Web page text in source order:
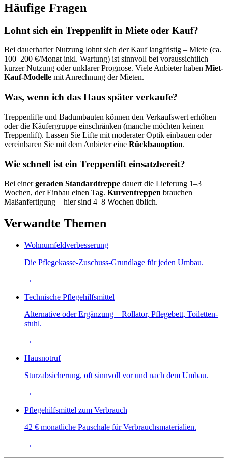
Häufige Fragen
Lohnt sich ein Treppenlift in Miete oder Kauf?
Bei dauer­hafter Nutzung lohnt sich der Kauf langfristig – Miete (ca.
100–200 €/Monat inkl. Wartung) ist sinnvoll bei voraussichtlich
kurzer Nutzung oder unklarer Prognose. Viele Anbieter haben Miet-
Kauf-Modelle mit Anrechnung der Mieten.
Was, wenn ich das Haus später verkaufe?
Treppen­lifte und Bad­umbauten können den Verkaufs­wert erhöhen –
oder die Käufer­gruppe einschränken (manche möchten keinen
Treppen­lift). Lassen Sie Lifte mit moderater Optik einbauen oder
vereinbaren Sie mit dem Anbieter eine Rück­bau­option.
Wie schnell ist ein Treppenlift einsatz­bereit?
Bei einergeraden Standardtreppe dauert die Lieferung 1–3
Wochen, der Einbau einen Tag. Kurven­treppen brauchen
Maßanfertigung – hier sind 4–8 Wochen üblich.
Verwandte Themen
Wohnumfeld­verbesserung
Die Pflegekasse-Zuschuss-Grundlage für jeden Umbau.
→
Technische Pflege­hilfsmittel
Alternative oder Ergänzung – Rollator, Pflegebett, Toiletten­
stuhl.
→
Hausnotruf
Sturz­absicherung, oft sinnvoll vor und nach dem Umbau.
→
Pflegehilfsmittel zum Verbrauch
42 € monatliche Pauschale für Verbrauchs­materialien.
→